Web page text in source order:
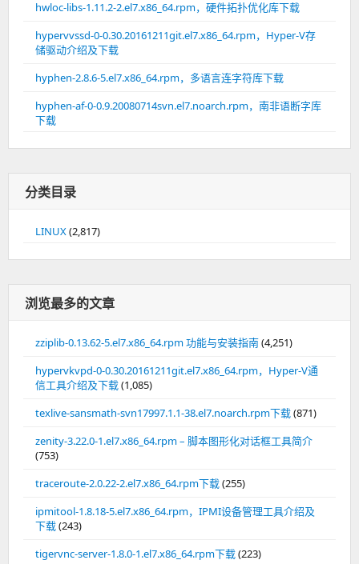
hwloc-libs-1.11.2-2.el7.x86_64.rpm，硬件拓扑优化库下载
hypervvssd-0-0.30.20161211git.el7.x86_64.rpm，Hyper-V存
储驱动介绍及下载
hyphen-2.8.6-5.el7.x86_64.rpm，多语言连字符库下载
hyphen-af-0-0.9.20080714svn.el7.noarch.rpm，南非语断字库
下载
分类目录
LINUX(2,817)
浏览最多的文章
zziplib-0.13.62-5.el7.x86_64.rpm 功能与安装指南(4,251)
hypervkvpd-0-0.30.20161211git.el7.x86_64.rpm，Hyper-V通
信工具介绍及下载(1,085)
texlive-sansmath-svn17997.1.1-38.el7.noarch.rpm下载(871)
zenity-3.22.0-1.el7.x86_64.rpm – 脚本图形化对话框工具简介
(753)
traceroute-2.0.22-2.el7.x86_64.rpm下载(255)
ipmitool-1.8.18-5.el7.x86_64.rpm，IPMI设备管理工具介绍及
下载(243)
tigervnc-server-1.8.0-1.el7.x86_64.rpm下载(223)